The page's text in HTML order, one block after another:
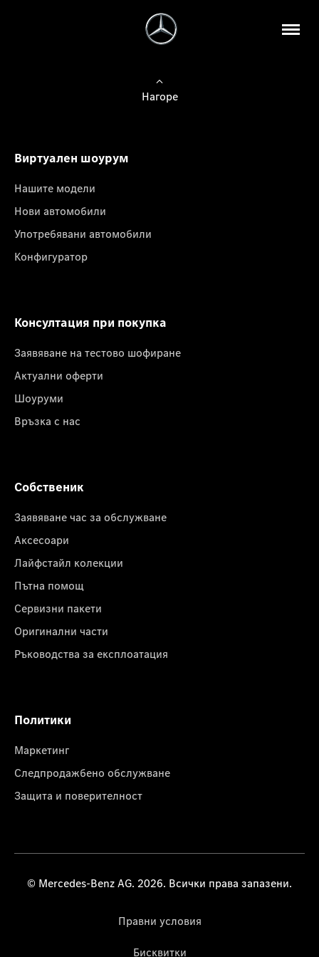
Нагоре
Виртуален шоурум
Нашите модели
Нови автомобили
Употребявани автомобили
Конфигуратор
Консултация при покупка
Заявяване на тестово шофиране
Актуални оферти
Шоуруми
Връзка с нас
Собственик
Заявяване час за обслужване
Аксесоари
Лайфстайл колекции
Пътна помощ
Сервизни пакети
Оригинални части
Ръководства за експлоатация
Политики
Маркетинг
Следпродажбено обслужване
Защита и поверителност
© Mercedes-Benz AG. 2026. Всички права запазени.
Правни условия
Бисквитки